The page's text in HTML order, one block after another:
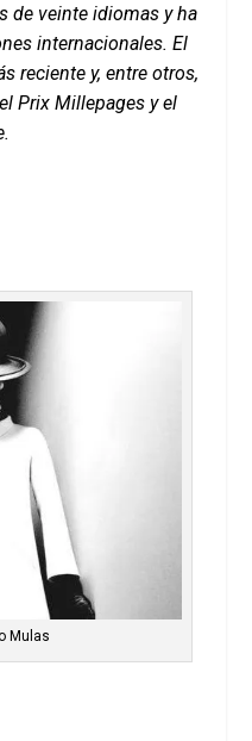
de veinte idiomas y ha
internacionales. El
reciente y, entre otros,
Prix Millepages y el
Mulas